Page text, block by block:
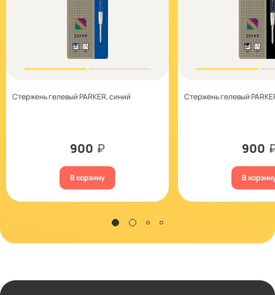
Стержень гелевый PARKER, синий
900 ₽
В корзину
Стержень гелевый
900
В